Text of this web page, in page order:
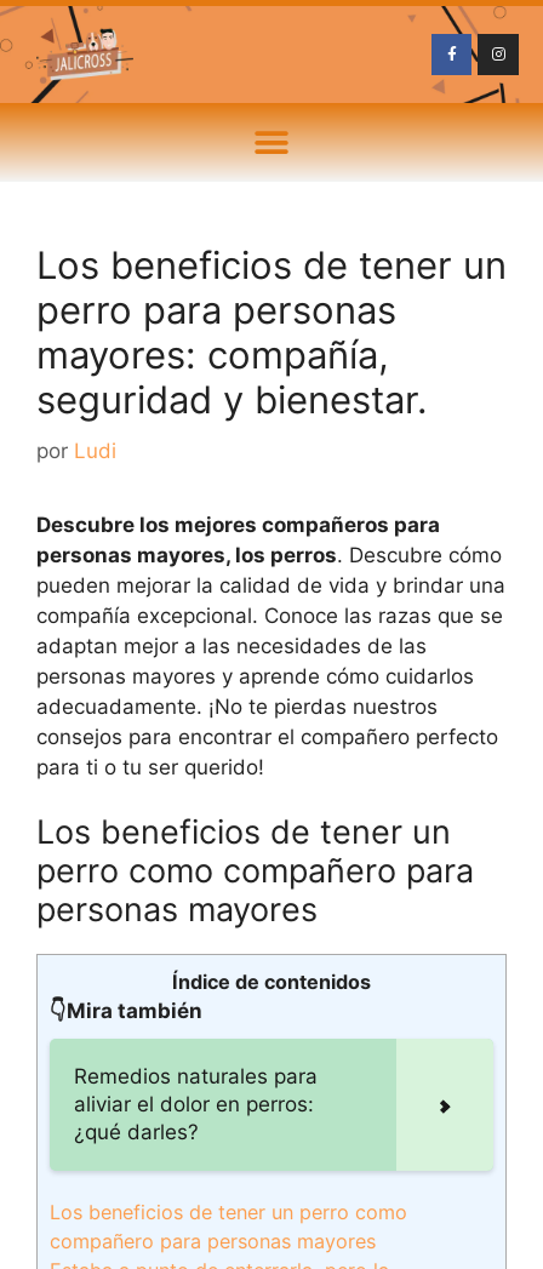
Los beneficios de tener un
perro para personas
mayores: compañía,
seguridad y bienestar.
por Ludi
Descubre los mejores compañeros para
personas mayores, los perros. Descubre cómo
pueden mejorar la calidad de vida y brindar una
compañía excepcional. Conoce las razas que se
adaptan mejor a las necesidades de las
personas mayores y aprende cómo cuidarlos
adecuadamente. ¡No te pierdas nuestros
consejos para encontrar el compañero perfecto
para ti o tu ser querido!
Los beneficios de tener un
perro como compañero para
personas mayores
Índice de contenidos
👇Mira también
Remedios naturales para
aliviar el dolor en perros:
¿qué darles?
Los beneficios de tener un perro como
compañero para personas mayores